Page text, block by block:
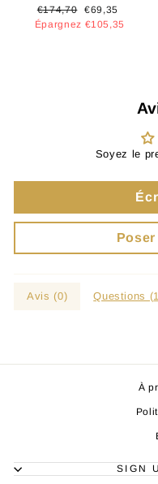
Prix
régulier
€174,70
Prix
réduit
€69,35
Épargnez €105,35
Soyez le
Avis (0) Questions (
À
SIGN